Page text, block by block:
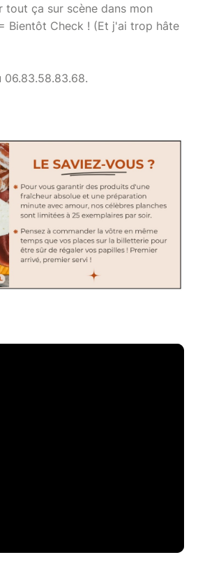
tout ça sur scène dans mon
Bientôt Check ! (Et j'ai trop hâte
06.83.58.83.68.